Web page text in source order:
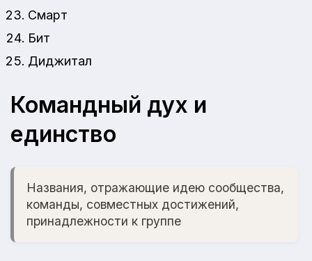
Смарт
Бит
Диджитал
Командный дух и
единство
Названия, отражающие идею сообщества,
команды, совместных достижений,
принадлежности к группе